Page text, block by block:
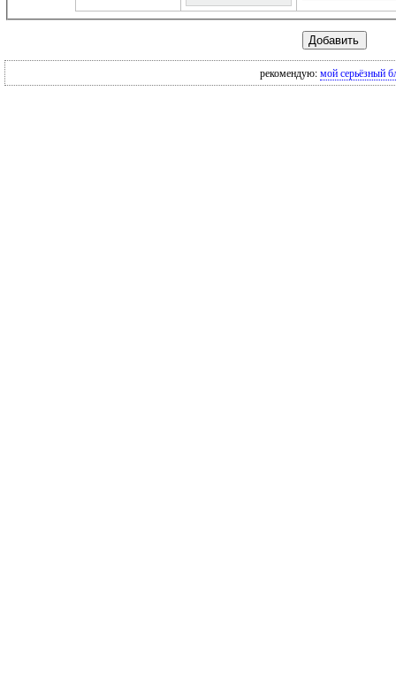
рекомендую: мой серьёзный